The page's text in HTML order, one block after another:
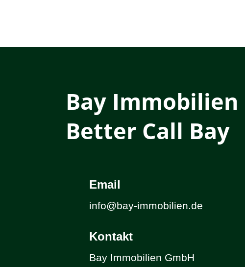
Bay Immobilien
Better Call Bay
Email
info@bay-immobilien.de
Kontakt
Bay Immobilien GmbH